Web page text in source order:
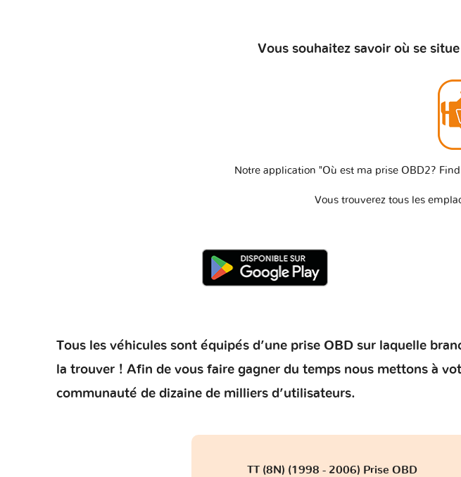
Vous souhaitez savoir où se
Notre application "Où est ma prise OBD2?
Vous trouverez tous les
Tous les véhicules sont équipés d’une prise OBD sur laquelle
la trouver ! Afin de vous faire gagner du temps nous mettons à
communauté de dizaine de milliers d’utilisateurs.
TT (8N) (1998 - 2006) Prise OBD